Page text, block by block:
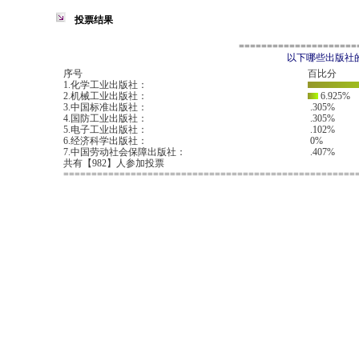
投票结果
以下哪些出版社
序号
百比分
1.化学工业出版社：
2.机械工业出版社：
6.925%
3.中国标准出版社：
.305%
4.国防工业出版社：
.305%
5.电子工业出版社：
.102%
6.经济科学出版社：
0%
7.中国劳动社会保障出版社：
.407%
共有【982】人参加投票